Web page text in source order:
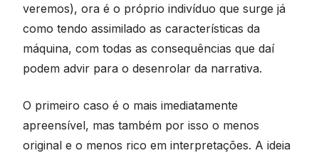
veremos), ora é o próprio indivíduo que surge já
como tendo assimilado as características da
máquina, com todas as consequências que daí
podem advir para o desenrolar da narrativa.
O primeiro caso é o mais imediatamente
apreensível, mas também por isso o menos
original e o menos rico em interpretações. A ideia